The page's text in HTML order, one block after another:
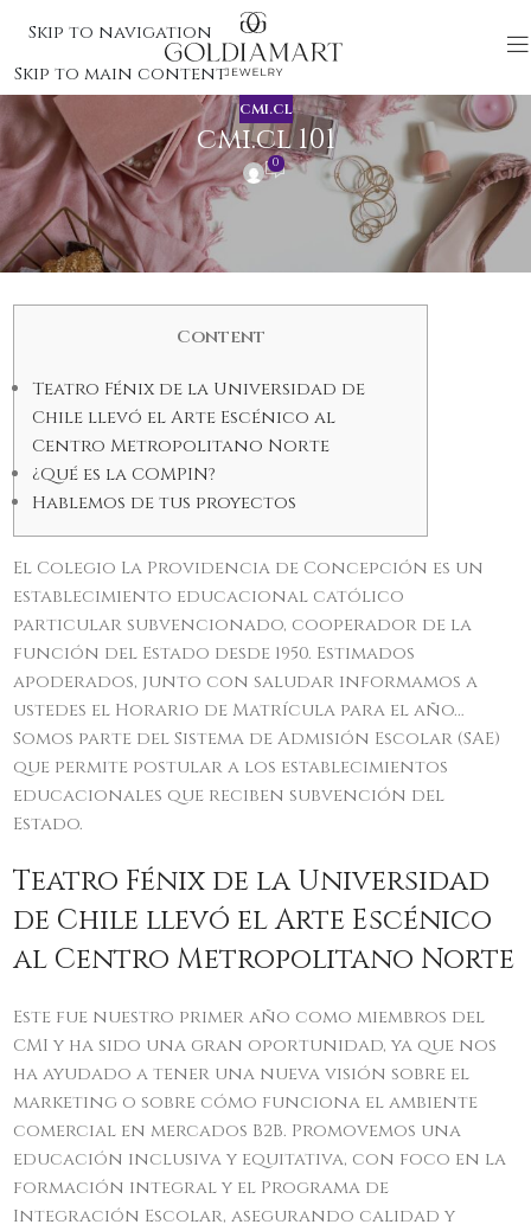
Skip to navigation
Skip to main content
CMI.CL
cmi.cl 101
0
Universidad del
Desarrollo
Content
Teatro Fénix de la Universidad de
Chile llevó el Arte Escénico al
Centro Metropolitano Norte
¿Qué es la COMPIN?
Hablemos de tus proyectos
El Colegio La Providencia de Concepción es un
establecimiento educacional católico
particular subvencionado, cooperador de la
función del Estado desde 1950. Estimados
apoderados, junto con saludar informamos a
ustedes el Horario de Matrícula para el año…
Somos parte del Sistema de Admisión Escolar (SAE)
que permite postular a los establecimientos
educacionales que reciben subvención del
Estado.
Teatro Fénix de la Universidad
de Chile llevó el Arte Escénico
al Centro Metropolitano Norte
Este fue nuestro primer año como miembros del
CMI y ha sido una gran oportunidad, ya que nos
ha ayudado a tener una nueva visión sobre el
marketing o sobre cómo funciona el ambiente
comercial en mercados B2B. Promovemos una
educación inclusiva y equitativa, con foco en la
formación integral y el Programa de
Integración Escolar, asegurando calidad y